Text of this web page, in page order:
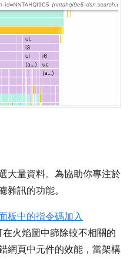
大量資料。為協助你專注於
雜訊的功能。
板中的指令碼加入
在火焰圖中篩除較不相關的
網頁中元件的效能，當架構